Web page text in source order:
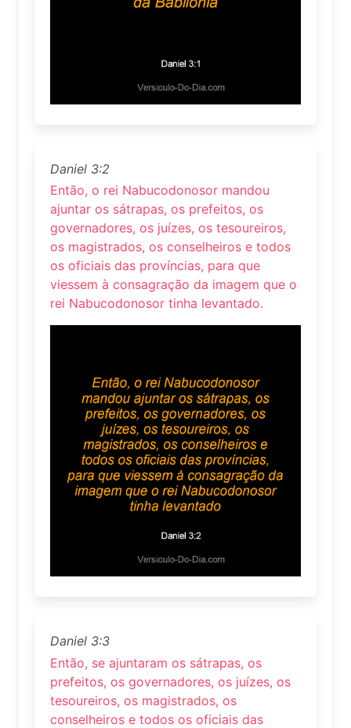
Daniel 3:2
Então, o rei Nabucodonosor mandou
ajuntar os sátrapas, os prefeitos, os
governadores, os juízes, os tesoureiros,
os magistrados, os conselheiros e todos
os oficiais das províncias, para que
viessem à consagração da imagem que o
rei Nabucodonosor tinha levantado.
Daniel 3:3
Então, se ajuntaram os sátrapas, os
prefeitos, os governadores, os juízes, os
tesoureiros, os magistrados, os
conselheiros e todos os oficiais das